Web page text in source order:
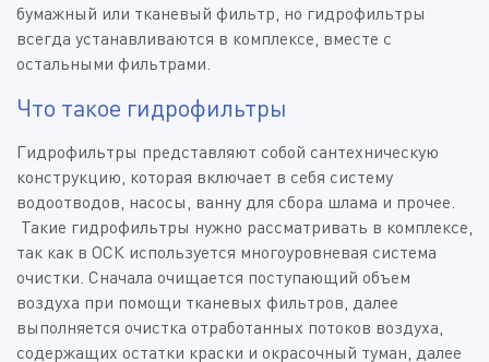
бумажный или тканевый фильтр, но гидрофильтры
всегда устанавливаются в комплексе, вместе с
остальными фильтрами.
Что такое гидрофильтры
Гидрофильтры представляют собой сантехническую
конструкцию, которая включает в себя систему
водоотводов, насосы, ванну для сбора шлама и прочее.
Такие гидрофильтры нужно рассматривать в комплексе,
так как в ОСК используется многоуровневая система
очистки. Сначала очищается поступающий объем
воздуха при помощи тканевых фильтров, далее
выполняется очистка отработанных потоков воздуха,
содержащих остатки краски и окрасочный туман, далее